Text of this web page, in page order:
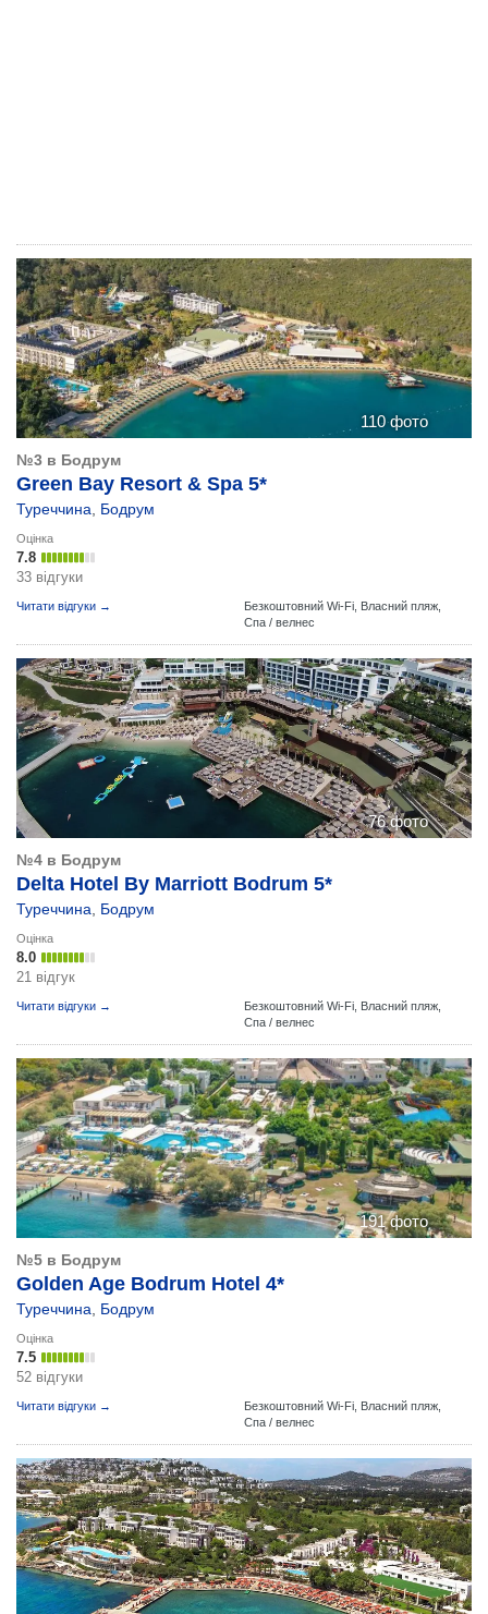
110 фото
№3 в Бодрум
Green Bay Resort & Spa 5*
Туреччина Бодрум
Оцінка
7.8
33 відгуки
Читати відгуки → Безкоштовний Wi-Fi, Власний пляж,
Спа / велнес
76 фото
№4 в Бодрум
Delta Hotel By Marriott Bodrum 5*
Туреччина Бодрум
Оцінка
8.0
21 відгук
Читати відгуки → Безкоштовний Wi-Fi, Власний пляж,
Спа / велнес
191 фото
№5 в Бодрум
Golden Age Bodrum Hotel 4*
Туреччина Бодрум
Оцінка
7.5
52 відгуки
Читати відгуки → Безкоштовний Wi-Fi, Власний пляж,
Спа / велнес